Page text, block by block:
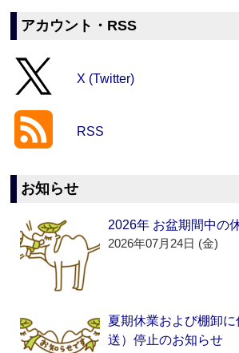
アカウント・RSS
X (Twitter)
RSS
お知らせ
2026年 お盆期間中の
2026年07月24日 (金)
夏期休業および棚卸
送）停止のお知らせ